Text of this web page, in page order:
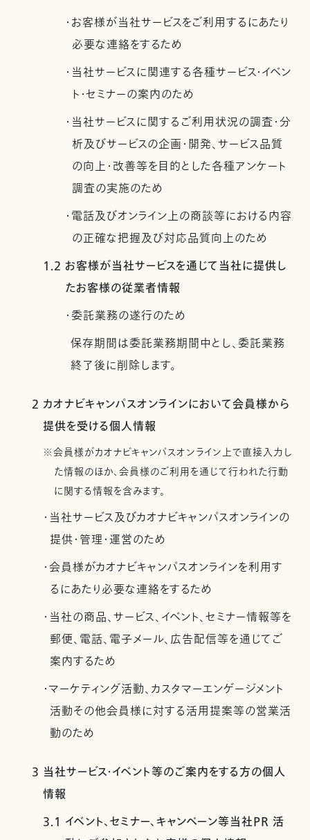
・お客様が当社サービスをご利用するにあたり
必要な連絡をするため
・当社サービスに関連する各種サービス・イベン
ト・セミナーの案内のため
・当社サービスに関するご利用状況の調査・分
析及びサービスの企画・開発、サービス品質
の向上・改善等を目的とした各種アンケート
調査の実施のため
・電話及びオンライン上の商談等における内容
の正確な把握及び対応品質向上のため
1.2 お客様が当社サービスを通じて当社に提供し
たお客様の従業者情報
・委託業務の遂行のため
保存期間は委託業務期間中とし、委託業務
終了後に削除します。
2 カオナビキャンパスオンラインにおいて会員様から
提供を受ける個人情報
※会員様がカオナビキャンパスオンライン上で直接入力し
た情報のほか、会員様のご利用を通じて行われた行動
に関する情報を含みます。
・当社サービス及びカオナビキャンパスオンラインの
提供・管理・運営のため
・会員様がカオナビキャンパスオンラインを利用す
るにあたり必要な連絡をするため
・当社の商品、サービス、イベント、セミナー情報等を
郵便、電話、電子メール、広告配信等を通じてご
案内するため
・マーケティング活動、カスタマーエンゲージメント
活動その他会員様に対する活用提案等の営業活
動のため
3 当社サービス・イベント等のご案内をする方の個人
情報
3.1 イベント、セミナー、キャンペーン等当社PR 活